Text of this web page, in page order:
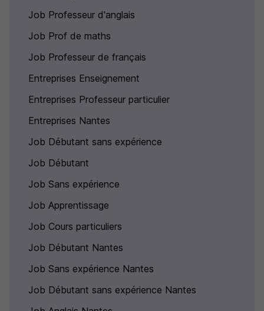
Job Professeur d'anglais
Job Prof de maths
Job Professeur de français
Entreprises Enseignement
Entreprises Professeur particulier
Entreprises Nantes
Job Débutant sans expérience
Job Débutant
Job Sans expérience
Job Apprentissage
Job Cours particuliers
Job Débutant Nantes
Job Sans expérience Nantes
Job Débutant sans expérience Nantes